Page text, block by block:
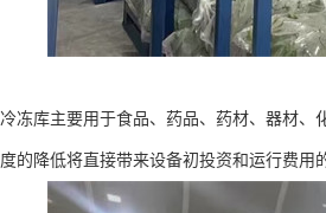
冷冻库主要用于食品、药品、药材、器材
度的降低将直接带来设备初投资和运行费